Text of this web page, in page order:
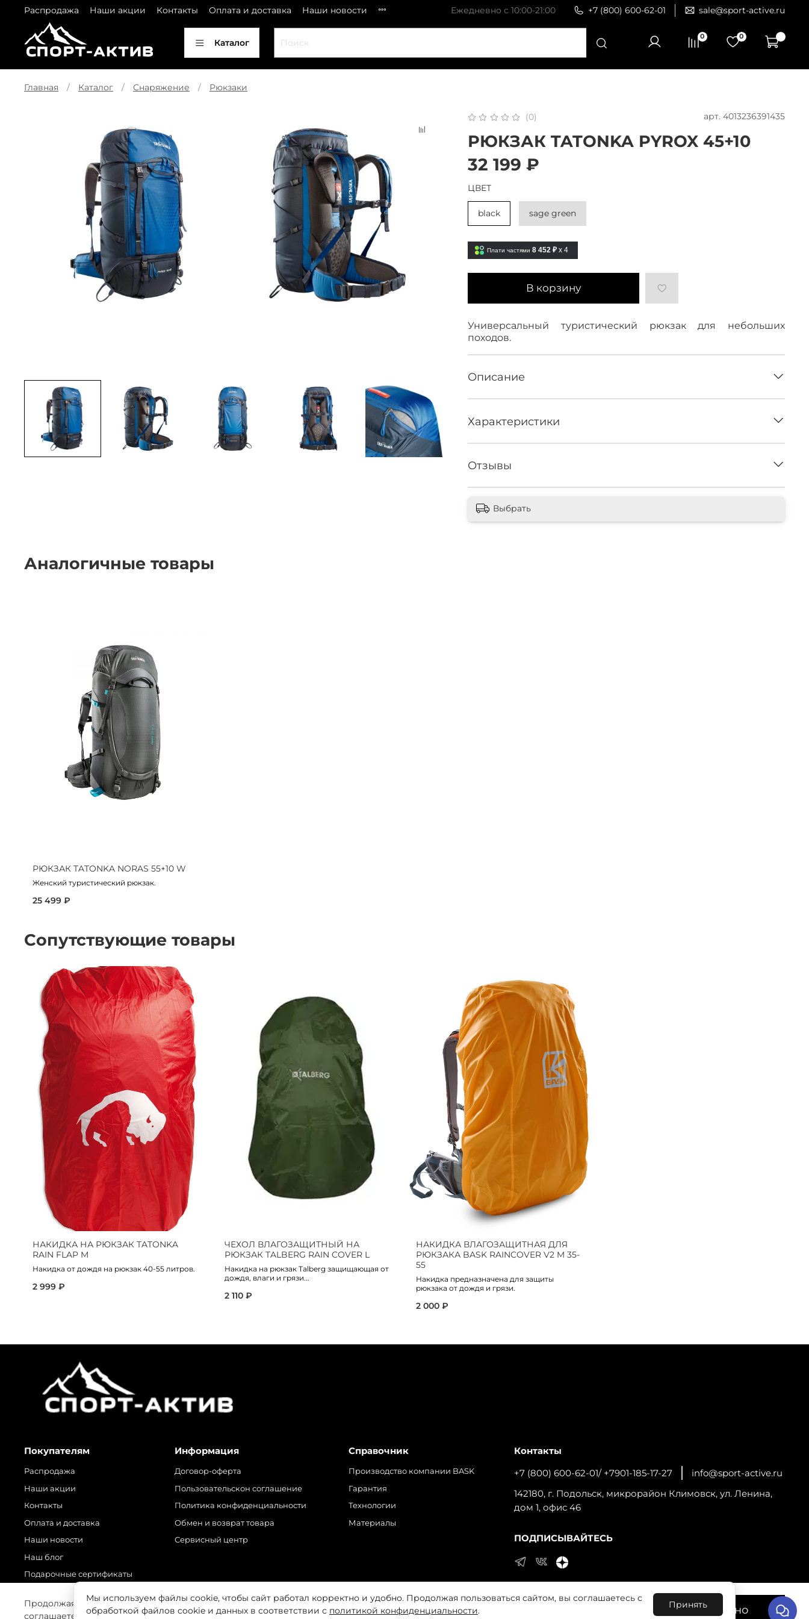
Распродажа Наши акции Контакты Оплата и доставка Наши новости Ежедневно с 10:00-21:00 +7 (800) 600-62-01 sale@sport-active.ru
Каталог
0 0
Главная Каталог Снаряжение Рюкзаки
(0) арт. 4013236391435
РЮКЗАК TATONKA PYROX 45+10
32 199 ₽
Плати частями 8 452 ₽ x 4
В корзину
ЦВЕТ
black sage green
Универсальный туристический рюкзак для небольших
походов.
Описание
Характеристики
Отзывы
Выбрать
Аналогичные товары
РЮКЗАК TATONKA NORAS 55+10 W
Женский туристический рюкзак.
25 499 ₽
Сопутствующие товары
НАКИДКА НА РЮКЗАК TATONKA
RAIN FLAP M
Накидка от дождя на рюкзак 40-55 литров.
2 999 ₽
ЧЕХОЛ ВЛАГОЗАЩИТНЫЙ НА
РЮКЗАК TALBERG RAIN COVER L
Накидка на рюкзак Talberg защищающая от
дождя, влаги и грязи...
2 110 ₽
НАКИДКА ВЛАГОЗАЩИТНАЯ ДЛЯ
РЮКЗАКА BASK RAINCOVER V2 M 35-
55
Накидка предназначена для защиты
рюкзака от дождя и грязи.
2 000 ₽
Покупателям
Распродажа
Наши акции
Контакты
Оплата и доставка
Наши новости
Наш блог
Подарочные сертификаты
Информация
Договор-оферта
Пользовательскон соглашение
Политика конфиденциальности
Обмен и возврат товара
Сервисный центр
Справочник
Производство компании BASK
Гарантия
Технологии
Материалы
Контакты
+7 (800) 600-62-01/ +7901-185-17-27
info@sport-active.ru
142180, г. Подольск, микрорайон Климовск, ул. Ленина,
дом 1, офис 46
ПОДПИСЫВАЙТЕСЬ
Продолжая использовать наш сайт, вы даете согласие на обработку файлов cookie, которые обеспечивают правильную работу сайта и
соглашаетесь с нашейПолитикой безопасности Понятно
Мы используем файлы cookie, чтобы сайт работал корректно и удобно. Продолжая пользоваться сайтом, вы соглашаетесь с
обработкой файлов cookie и данных в соответствии с политикой конфиденциальности.
Принять